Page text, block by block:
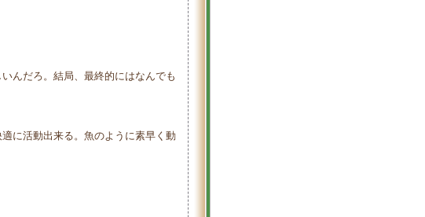
んだろ。結局、最終的にはなんでも
に活動出来る。魚のように素早く動